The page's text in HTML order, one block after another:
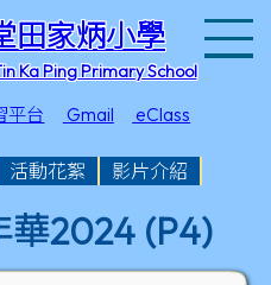
田家炳小學
Ka Ping Primary School
平台 Gmail eClass
活動花絮 影片介紹
華2024 (P4)